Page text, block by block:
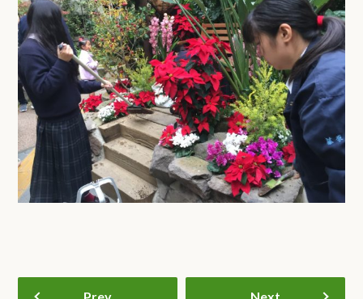
Prev Next